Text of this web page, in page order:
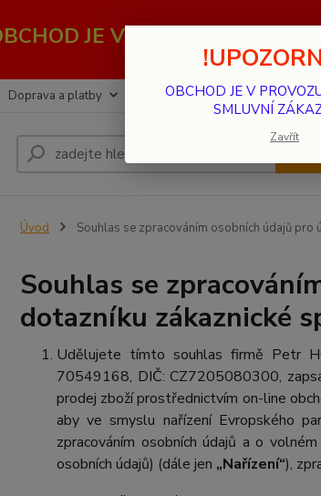
JE V PROVOZU
Doprava a platby Kontakty
Úvod Souhlas se zpracováním osobních údajů pro
Souhlas se
dotazníku zákaznické
Udělujete tímto souhlas firmě Petr
70549168, DIČ: CZ7205080300,
prodej zboží prostřednictvím on-line
aby ve smyslu nařízení Evropského
zpracováním osobních údajů a o
osobních údajů) (dále jen „Nařízení“),
OBCHOD JE V
SMLUVNÍ
Zavřít